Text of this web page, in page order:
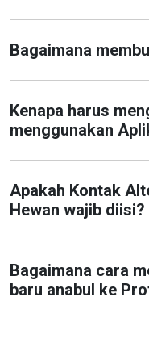
Bagaimana
Kenapa harus
menggunakan
Apakah Kontak
Hewan wajib diisi?
Bagaimana cara
baru anabul ke